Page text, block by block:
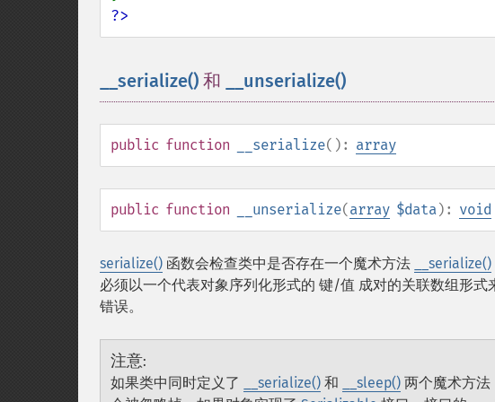
?>
__serialize() 和 __unserialize()
public function __serialize(): array
public function __unserialize(array $data): void
serialize() 函数会检查类中是否存在一个魔术方法 __serialize()
必须以一个代表对象序列化形式的 键/值 成对的关联数组形
错误。
注意:
如果类中同时定义了
__serialize() 和 __sleep() 两个魔术方法